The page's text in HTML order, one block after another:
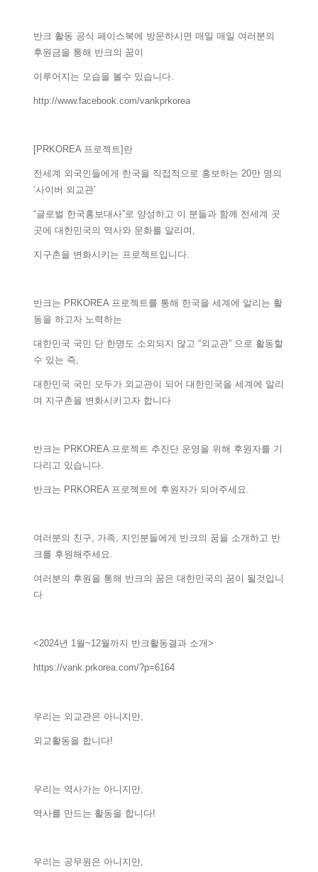
반크 활동 공식 페이스북에 방문하시면 매일 매일 여러분의
후원금을 통해 반크의 꿈이
이루어지는 모습을 볼수 있습니다.
http://www.facebook.com/vankprkorea
[PRKOREA 프로젝트]란
전세계 외국인들에게 한국을 직접적으로 홍보하는 20만 명의
‘사이버 외교관’
“글로벌 한국홍보대사”로 양성하고 이 분들과 함께 전세계 곳
곳에 대한민국의 역사와 문화를 알리며,
지구촌을 변화시키는 프로젝트입니다.
반크는 PRKOREA 프로젝트를 통해 한국을 세계에 알리는 활
동을 하고자 노력하는
대한민국 국민 단 한명도 소외되지 않고 “외교관” 으로 활동할
수 있는 즉,
대한민국 국민 모두가 외교관이 되어 대한민국을 세계에 알리
며 지구촌을 변화시키고자 합니다
반크는 PRKOREA 프로젝트 추진단 운영을 위해 후원자를 기
다리고 있습니다.
반크는 PRKOREA 프로젝트에 후원자가 되어주세요.
여러분의 친구, 가족, 지인분들에게 반크의 꿈을 소개하고 반
크를 후원해주세요.
여러분의 후원을 통해 반크의 꿈은 대한민국의 꿈이 될것입니
다
<2024년 1월~12월까지 반크활동결과 소개>
https://vank.prkorea.com/?p=6164
우리는 외교관은 아니지만,
외교활동을 합니다!
우리는 역사가는 아니지만,
역사를 만드는 활동을 합니다!
우리는 공무원은 아니지만,